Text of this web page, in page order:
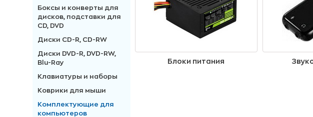
Боксы и конверты для
дисков, подставки для
CD, DVD
Диски CD-R, CD-RW
Диски DVD-R, DVD-RW,
Blu-Ray
Клавиатуры и наборы
Коврики для мыши
Комплектующие для
компьютеров
Блоки питания